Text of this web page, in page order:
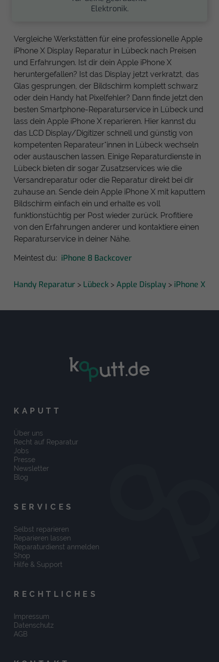
Elektronik.
Vergleiche Werkstätten für eine professionelle Apple
iPhone X Display Reparatur in Lübeck nach Preisen
und Erfahrungen. Ist dir dein Apple iPhone X
heruntergefallen? Ist das Display jetzt verkratzt, das
Glas gesprungen, der Bildschirm komplett schwarz
oder dein Handy hat Pixelfehler? Dann finde jetzt den
besten Smartphone-Reparaturservice in Lübeck und
lass dein Apple iPhone X reparieren. Hier kannst du
das LCD Display/Digitizer schnell und günstig von
kompetenten Reparateur*innen in Lübeck wechseln
oder austauschen lassen. Einige Reparaturdienste in
Lübeck bieten dir sogar Zusatzservices wie die
Versandreparatur oder die Reparatur direkt bei dir
zuhause an. Sende dein Apple iPhone X mit kaputtem
Bildschirm einfach ein und erhalte es voll
funktionstüchtig per Post wieder zurück. Profitiere
von den Erfahrungen anderer und kontaktiere einen
Reparaturservice in deiner Nähe.
Meintest du: iPhone 8 Backcover
Handy Reparatur > Lübeck > Apple Display > iPhone X
KAPUTT
Über uns
Recht auf Reparatur
Jobs
Presse
Newsletter
Blog
SERVICES
Selbst reparieren
Reparieren lassen
Reparaturdienst anmelden
Shop
Hilfe & Support
RECHTLICHES
Impressum
Datenschutz
AGB